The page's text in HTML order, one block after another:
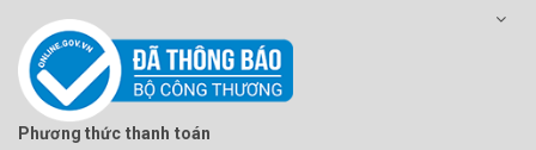
Phương thức thanh toán